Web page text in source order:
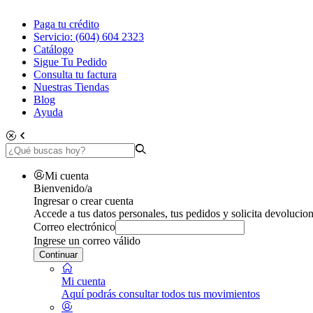
Paga tu crédito
Servicio: (604) 604 2323
Catálogo
Sigue Tu Pedido
Consulta tu factura
Nuestras Tiendas
Blog
Ayuda
Mi cuenta
Bienvenido/a
Ingresar o crear cuenta
Accede a tus datos personales, tus pedidos y solicita
Correo electrónico
Ingrese un correo válido
Continuar
Mi cuenta
Aquí podrás consultar todos tus movimientos